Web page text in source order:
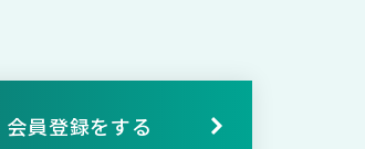
会員登録をする